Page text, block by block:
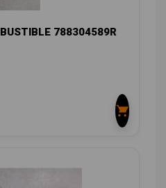
788304589R